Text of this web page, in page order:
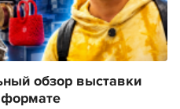
обзор выставки